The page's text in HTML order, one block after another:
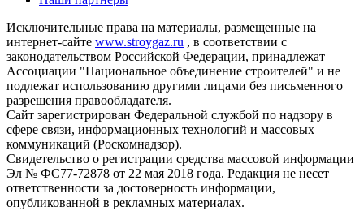
Исключительные права на материалы, размещенные на
интернет-сайте www.stroygaz.ru , в соответствии с
законодательством Российской Федерации, принадлежат
Ассоциации "Национальное объединение строителей" и не
подлежат использованию другими лицами без письменного
разрешения правообладателя.
Сайт зарегистрирован Федеральной службой по надзору в
сфере связи, информационных технологий и массовых
коммуникаций (Роскомнадзор).
Свидетельство о регистрации средства массовой информации
Эл № ФС77-72878 от 22 мая 2018 года. Редакция не несет
ответственности за достоверность информации,
опубликованной в рекламных материалах.